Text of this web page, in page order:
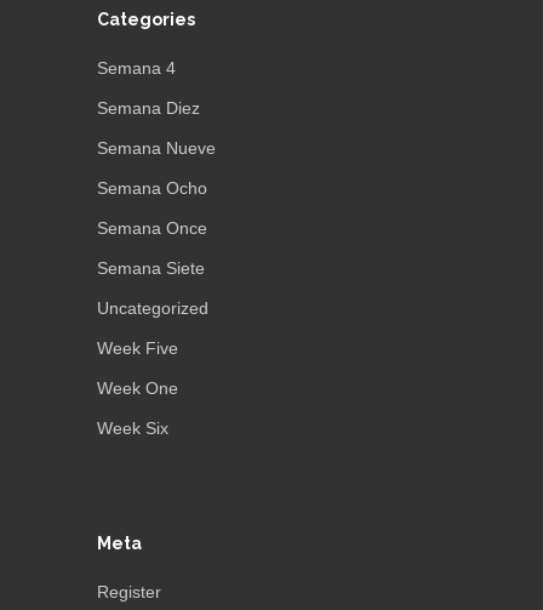
Categories
Semana 4
Semana Diez
Semana Nueve
Semana Ocho
Semana Once
Semana Siete
Uncategorized
Week Five
Week One
Week Six
Meta
Register